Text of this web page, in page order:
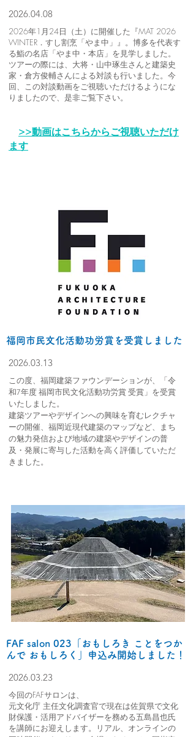
2026.04.08
2026年1月24日（土）に開催した『MAT 2026
WINTER．すし割烹「やま中」』​。博多を代表す
る鮨の名店「やま中・本店」を見学しました。
ツアーの際には、大将・山中琢生さんと建築史
家・倉方俊輔さんによる対談も行いました。今
回、この対談動画をご視聴いただけるようにな
りましたので、是非ご覧下さい。
>>動画はこちらからご視聴いただけ
ます
福岡市民文化活動功労賞を受賞しました
2026.03.13
この度、福岡建築ファウンデーションが、「令
和7年度 福岡市民文化活動功労賞 受賞」を受賞
いたしました。
建築ツアーやデザインへの興味を育むレクチャ
ーの開催、福岡近現代建築のマップなど、まち
の魅力発信および地域の建築やデザインの普
及・発展に寄与した活動を高く評価していただ
きました。
FAF salon 023「おもしろき ことをつか
んで おもしろく」
申込み開始しました！
2026.03.23
今回のFAFサロンは、
元文化庁 主任文化調査官で現在は佐賀県で文化
財保護・活用アドバイザーを務める五島昌也氏
を講師にお迎えします。
リアル、オンラインの